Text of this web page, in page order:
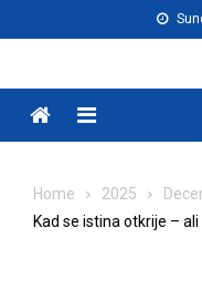
to
Menu
Home 2025
Kad se istina otkrije –